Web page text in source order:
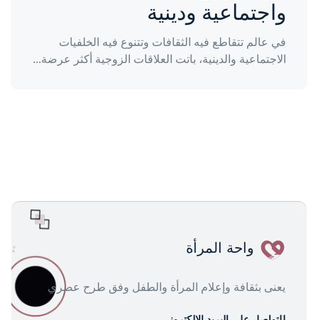
واجتماعية ودينية
في عالم تتقاطع فيه الثقافات وتتنوع فيه الخلفيات
الاجتماعية والدينية، باتت العلاقات الزوجية أكثر عرضة...
واحة المرأة
يعنى بثقافة وإعلام المرأة والطفل وفق طرح عصري